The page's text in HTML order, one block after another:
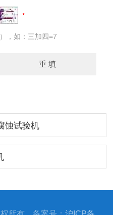
，如：三加四=7
蚀试验机